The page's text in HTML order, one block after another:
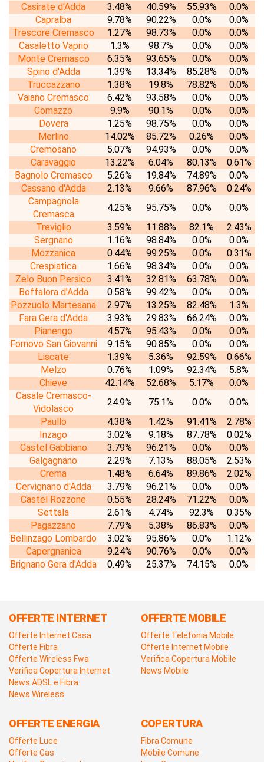
Casirate d'Adda
3.48% 40.59% 55.93%
0.0%
Capralba
9.78% 90.22% 0.0%
0.0%
Trescore Cremasco
1.27% 98.73% 0.0%
0.0%
Casaletto Vaprio
1.3% 98.7% 0.0%
0.0%
Monte Cremasco
6.35% 93.65% 0.0%
0.0%
Spino d'Adda
1.39% 13.34% 85.28%
0.0%
Truccazzano
1.38% 19.8% 78.82%
0.0%
Vaiano Cremasco
6.42% 93.58% 0.0%
0.0%
Comazzo
9.9% 90.1% 0.0%
0.0%
Dovera
1.25% 98.75% 0.0%
0.0%
Merlino
14.02% 85.72% 0.26%
0.0%
Cremosano
5.07% 94.93% 0.0%
0.0%
Caravaggio
13.22% 6.04% 80.13%
0.61%
Bagnolo Cremasco
5.26% 19.84% 74.89%
0.0%
Cassano d'Adda
2.13% 9.66% 87.96%
0.24%
Campagnola
Cremasca
4.25% 95.75% 0.0%
0.0%
Treviglio
3.59% 11.88% 82.1%
2.43%
Sergnano
1.16% 98.84% 0.0%
0.0%
Mozzanica
0.44% 99.25% 0.0%
0.31%
Crespiatica
1.66% 98.34% 0.0%
0.0%
Zelo Buon Persico
3.41% 32.81% 63.78%
0.0%
Boffalora d'Adda
0.58% 99.42% 0.0%
0.0%
Pozzuolo Martesana
2.97% 13.25% 82.48%
1.3%
Fara Gera d'Adda
3.93% 29.83% 66.24%
0.0%
Pianengo
4.57% 95.43% 0.0%
0.0%
Fornovo San Giovanni
9.15% 90.85% 0.0%
0.0%
Liscate
1.39% 5.36% 92.59%
0.66%
Melzo
0.76% 1.09% 92.34%
5.8%
Chieve
42.14% 52.68% 5.17%
0.0%
Casale Cremasco-
Vidolasco
24.9% 75.1% 0.0%
0.0%
Paullo
4.38% 1.42% 91.41%
2.78%
Inzago
3.02% 9.18% 87.78%
0.02%
Castel Gabbiano
3.79% 96.21% 0.0%
0.0%
Galgagnano
2.29% 7.13% 88.05%
2.53%
Crema
1.48% 6.64% 89.86%
2.02%
Cervignano d'Adda
3.79% 96.21% 0.0%
0.0%
Castel Rozzone
0.55% 28.24% 71.22%
0.0%
Settala
2.61% 4.74% 92.3%
0.35%
Pagazzano
7.79% 5.38% 86.83%
0.0%
Bellinzago Lombardo
3.02% 95.86% 0.0%
1.12%
Capergnanica
9.24% 90.76% 0.0%
0.0%
Brignano Gera d'Adda
0.49% 25.37% 74.15% 0.0%
OFFERTE INTERNET
Offerte Internet Casa
Offerte Fibra
Offerte Wireless Fwa
Verifica Copertura Internet
News ADSL e Fibra
News Wireless
OFFERTE MOBILE
Offerte Telefonia Mobile
Offerte Internet Mobile
Verifica Copertura Mobile
News Mobile
OFFERTE ENERGIA
Offerte Luce
Offerte Gas
COPERTURA
Fibra Comune
Mobile Comune